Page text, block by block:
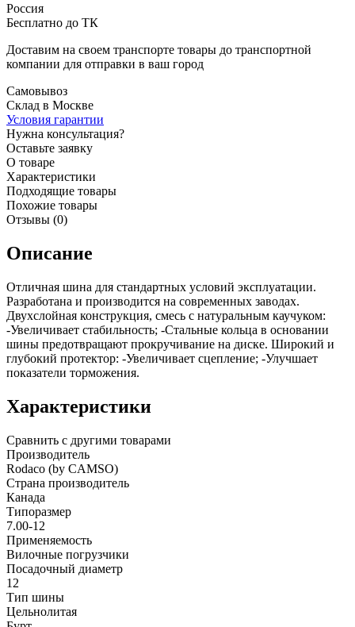
Россия
Бесплатно до ТК
Доставим на своем транспорте товары до транспортной
компании для отправки в ваш город
Самовывоз
Склад в Москве
Условия гарантии
Нужна консультация?
Оставьте заявку
О товаре
Характеристики
Подходящие товары
Похожие товары
Отзывы (0)
Описание
Отличная шина для стандартных условий эксплуатации.
Разработана и производится на современных заводах.
Двухслойная конструкция, смесь с натуральным каучуком:
-Увеличивает стабильность; -Стальные кольца в основании
шины предотвращают прокручивание на диске. Широкий и
глубокий протектор: -Увеличивает сцепление; -Улучшает
показатели торможения.
Характеристики
Сравнить с другими товарами
Производитель
Rodaco (by CAMSO)
Страна производитель
Канада
Типоразмер
7.00-12
Применяемость
Вилочные погрузчики
Посадочный диаметр
12
Тип шины
Цельнолитая